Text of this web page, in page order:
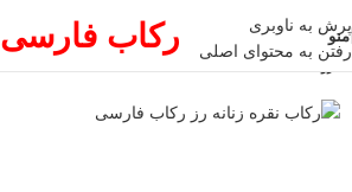
پرش به ناوبری
رفتن به محتوای اصلی
منو رکاب فارسی